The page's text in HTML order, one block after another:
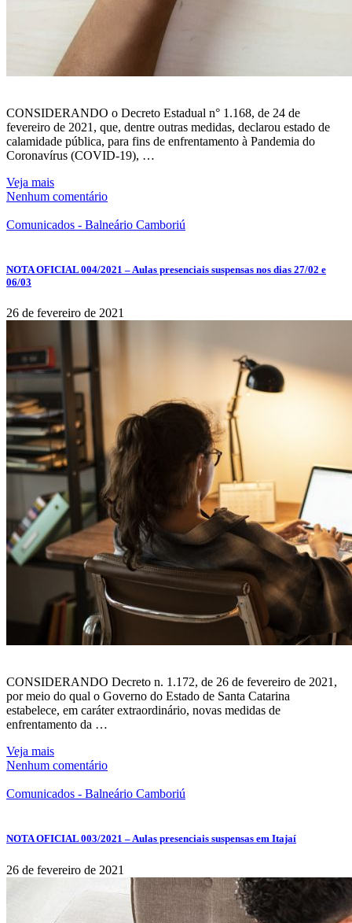
CONSIDERANDO o Decreto Estadual n° 1.168, de 24 de
fevereiro de 2021, que, dentre outras medidas, declarou estado de
calamidade pública, para fins de enfrentamento à Pandemia do
Coronavírus (COVID-19), …
Veja mais
Nenhum comentário
Comunicados - Balneário Camboriú
NOTA OFICIAL 004/2021 – Aulas presenciais suspensas nos dias 27/02 e
06/03
26 de fevereiro de 2021
CONSIDERANDO Decreto n. 1.172, de 26 de fevereiro de 2021,
por meio do qual o Governo do Estado de Santa Catarina
estabelece, em caráter extraordinário, novas medidas de
enfrentamento da …
Veja mais
Nenhum comentário
Comunicados - Balneário Camboriú
NOTA OFICIAL 003/2021 – Aulas presenciais suspensas em Itajaí
26 de fevereiro de 2021